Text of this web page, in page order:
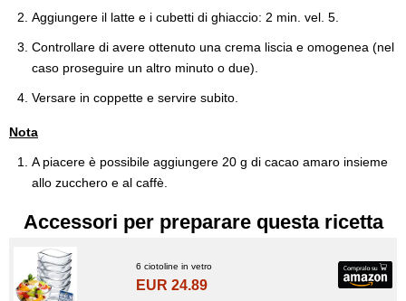
Aggiungere il latte e i cubetti di ghiaccio: 2 min. vel. 5.
Controllare di avere ottenuto una crema liscia e omogenea (nel
caso proseguire un altro minuto o due).
Versare in coppette e servire subito.
Nota
A piacere è possibile aggiungere 20 g di cacao amaro insieme
allo zucchero e al caffè.
Accessori per preparare questa ricetta
6 ciotoline in vetro
EUR 24.89